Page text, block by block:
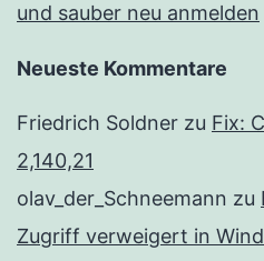
und sauber neu anmelden
Neueste Kommentare
Friedrich Soldner zu Fix:
2,140,21
olav_der_Schneemann zu
Zugriff verweigert in